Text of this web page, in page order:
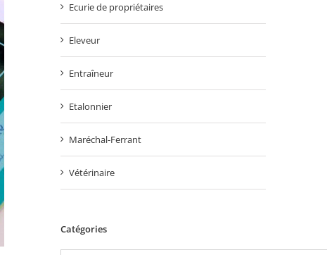
Ecurie de propriétaires
Eleveur
Entraîneur
Etalonnier
Maréchal-Ferrant
Vétérinaire
Catégories